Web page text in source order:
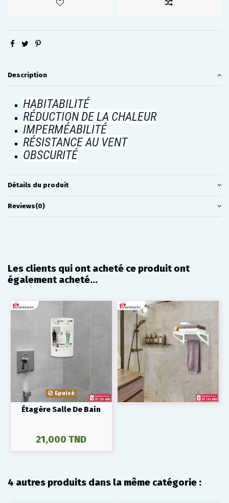
Description
HABITABILITÉ
RÉDUCTION DE LA CHALEUR
IMPERMÉABILITÉ
RÉSISTANCE AU VENT
OBSCURITÉ
Détails du produit
Reviews(0)
Les clients qui ont acheté ce produit ont
également acheté...
Epuisé
Étagère Salle De Bain
21,000 TND
4 autres produits dans la même catégorie :